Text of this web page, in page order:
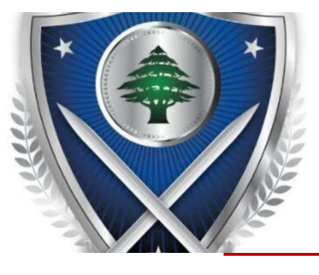
إقتصاد فن
منوعات رياضة
كأس العالم
البرامج
جدول البرامج
شاهد البرامج
الترددات